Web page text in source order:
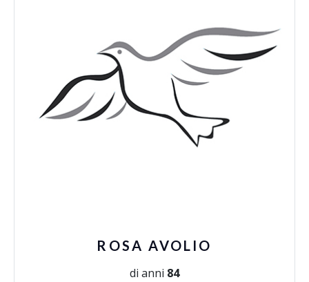
ROSA AVOLIO
di anni 84